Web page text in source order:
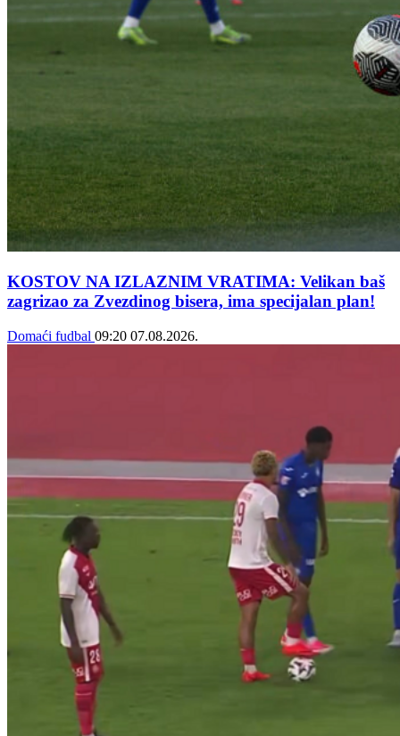
KOSTOV NA IZLAZNIM VRATIMA: Velikan baš
zagrizao za Zvezdinog bisera, ima specijalan plan!
Domaći fudbal 09:20 07.08.2026.